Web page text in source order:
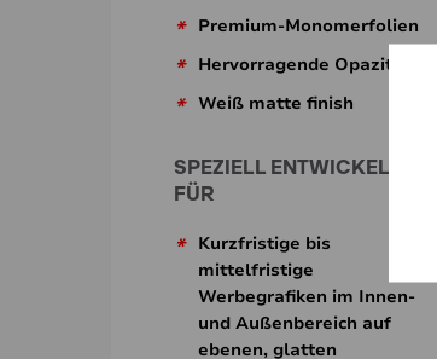
* Premium-Monomerfolien
* Hervorragende Opazität
* Weiß matte finish
SPEZIELL ENTWICKELT
FÜR
*
Kurzfristige bis
mittelfristige
Werbegrafiken im Innen-
und Außenbereich auf
ebenen, glatten